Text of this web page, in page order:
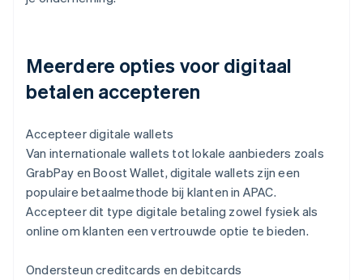
Meerdere opties voor digitaal
betalen accepteren
Accepteer digitale wallets
Van internationale wallets tot lokale aanbieders zoals
GrabPay en Boost Wallet, digitale wallets zijn een
populaire betaalmethode bij klanten in APAC.
Accepteer dit type digitale betaling zowel fysiek als
online om klanten een vertrouwde optie te bieden.
Ondersteun creditcards en debitcards